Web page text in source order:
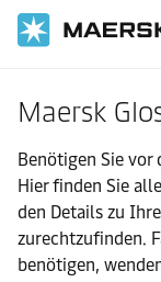
Maersk
Benötigen Sie
Hier finden Sie
den Details zu
zurechtzufinden.
benötigen,